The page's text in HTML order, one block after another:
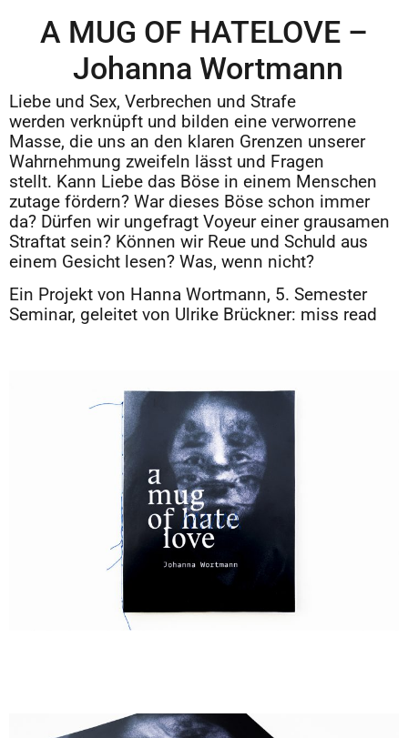
A MUG OF HATELOVE –
Johanna Wortmann
Liebe und Sex, Verbrechen und Strafe
werden verknüpft und bilden eine verworrene
Masse, die uns an den klaren Grenzen unserer
Wahrnehmung zweifeln lässt und Fragen
stellt. Kann Liebe das Böse in einem Menschen
zutage fördern? War dieses Böse schon immer
da? Dürfen wir ungefragt Voyeur einer grausamen
Straftat sein? Können wir Reue und Schuld aus
einem Gesicht lesen? Was, wenn nicht?
Ein Projekt von Hanna Wortmann, 5. Semester
Seminar, geleitet von Ulrike Brückner: miss read